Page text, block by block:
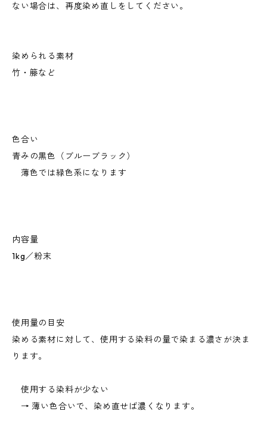
ない場合は、再度染め直しをしてください。
染められる素材
竹・籐など
色合い
青みの黒色（ブルーブラック）
薄色では緑色系になります
内容量
1kg／粉末
使用量の目安
染める素材に対して、使用する染料の量で染まる濃さが決ま
ります。
使用する染料が少ない
→ 薄い色合いで、染め直せば濃くなります。